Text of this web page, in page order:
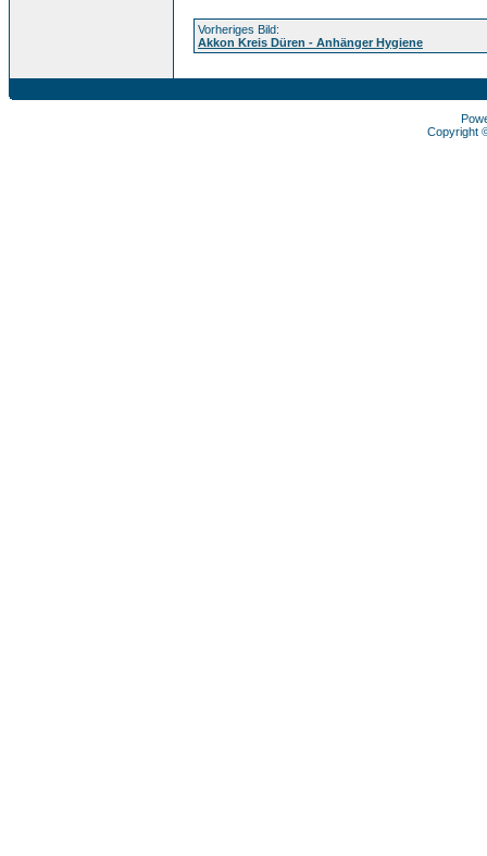
Vorheriges Bild:
Akkon Kreis Düren - Anhänger Hygiene
Copyright